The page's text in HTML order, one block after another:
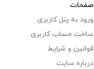
صفحات
ورود به پنل کاربری
ساخت حساب کاربری
قوانین و شرایط
درباره سایت